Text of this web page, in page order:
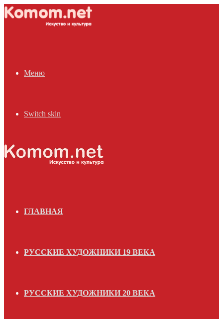
Меню
Switch skin
ГЛАВНАЯ
РУССКИЕ ХУДОЖНИКИ 19 ВЕКА
РУССКИЕ ХУДОЖНИКИ 20 ВЕКА